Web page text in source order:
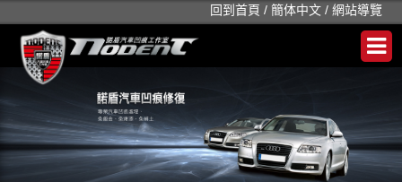
回到首頁 / 簡体中文/ 網站導覽